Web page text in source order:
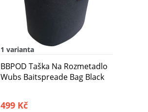
1 varianta
BBPOD Taška Na Rozmetadlo
Wubs Baitspreade Bag Black
499 Kč